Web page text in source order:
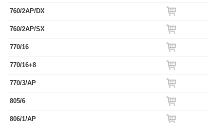
760/2AP/DX
760/2AP/SX
770/16
770/16+8
770/3/AP
805/6
806/1/AP